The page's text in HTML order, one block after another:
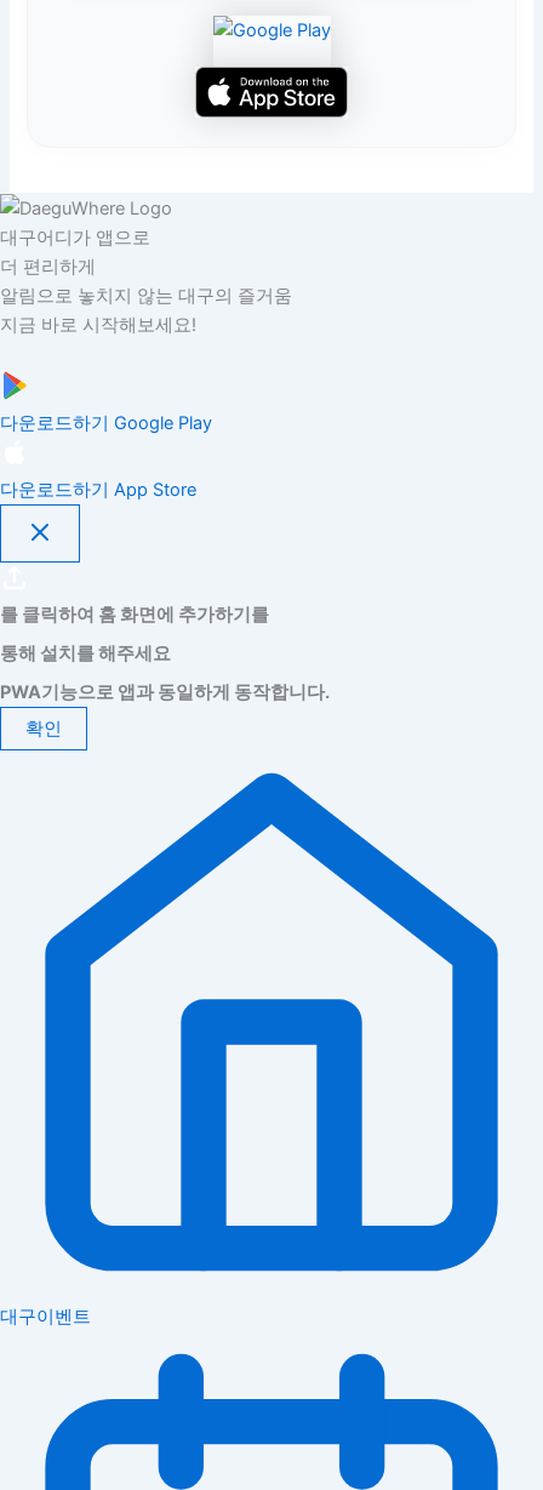
대구어디가 앱으로
더 편리하게
알림으로 놓치지 않는 대구의 즐거움
지금 바로 시작해보세요!
다운로드하기 Google Play
다운로드하기 App Store
를 클릭하여 홈 화면에 추가하기를
통해 설치를 해주세요
PWA기능으로 앱과 동일하게 동작합니다.
확인
대구이벤트